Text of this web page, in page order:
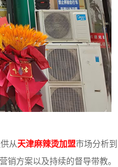
从天津麻辣烫加盟市场分析到
销方案以及持续的督导带教。